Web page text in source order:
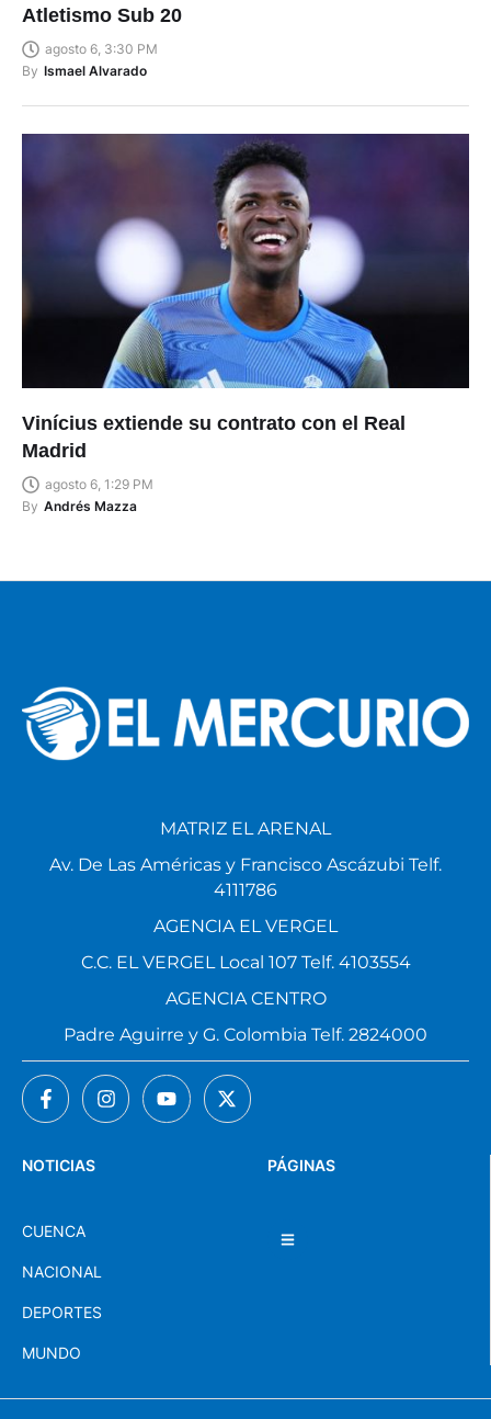
Atletismo Sub 20
agosto 6, 3:30 PM
By Ismael Alvarado
Vinícius extiende su contrato con el Real
Madrid
agosto 6, 1:29 PM
By Andrés Mazza
PÁGINAS
NOTICIAS
CUENCA
NACIONAL
DEPORTES
MUNDO
MATRIZ EL ARENAL
Av. De Las Américas y Francisco Ascázubi Telf.
4111786
AGENCIA EL VERGEL
C.C. EL VERGEL Local 107 Telf. 4103554
AGENCIA CENTRO
Padre Aguirre y G. Colombia Telf. 2824000